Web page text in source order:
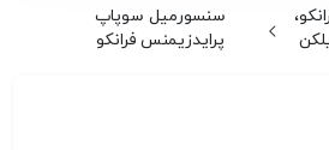
سنسورمیل سوپاپ
پرایدزیمنس فرانکو